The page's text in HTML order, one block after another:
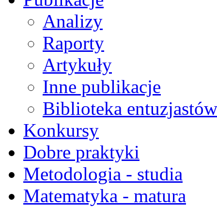
Analizy
Raporty
Artykuły
Inne publikacje
Biblioteka
Konkursy
Dobre praktyki
Metodologia - studia
Matematyka - matura